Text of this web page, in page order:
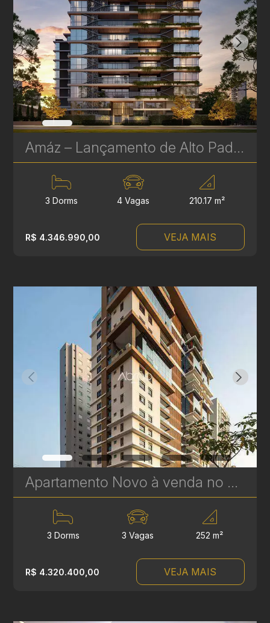
Amáz – Lançamento de Alto Padrão no Bigorrilho, Curitiba
3 Dorms 4 Vagas 210.17 m²
R$ 4.346.990,00 VEJA MAIS
Apartamento Novo à venda no Cabral em Curitiba - Fifty - Plaenge | Ref. 604
3 Dorms 3 Vagas 252 m²
R$ 4.320.400,00 VEJA MAIS